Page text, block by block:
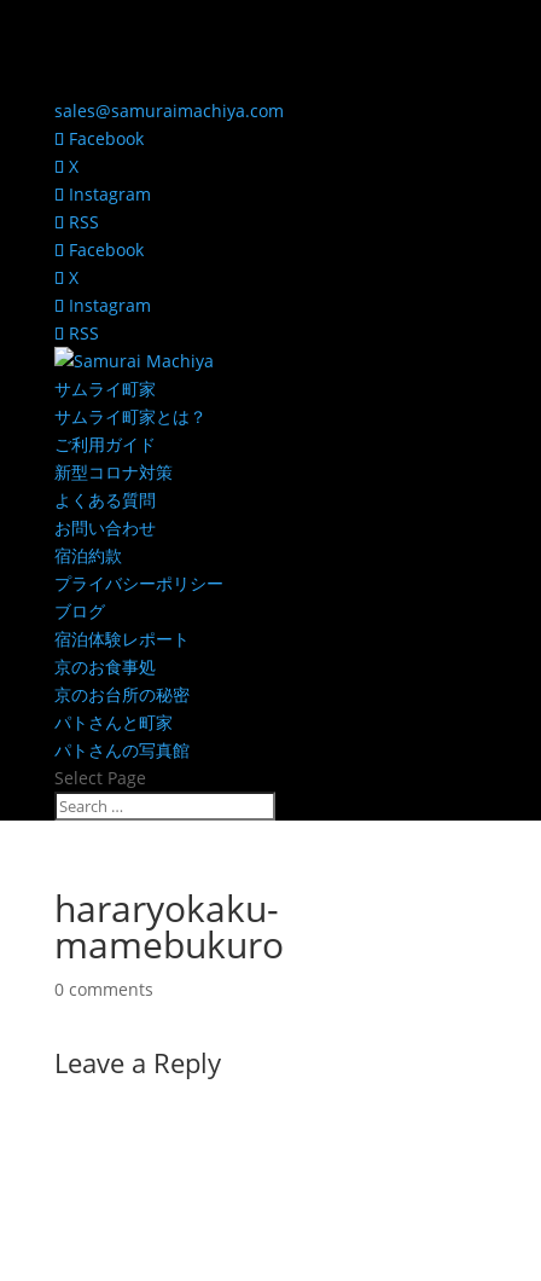
sales@samuraimachiya.com
Facebook
X
Instagram
RSS
Facebook
X
Instagram
RSS
サムライ町家
サムライ町家とは？
ご利用ガイド
新型コロナ対策
よくある質問
お問い合わせ
宿泊約款
プライバシーポリシー
ブログ
宿泊体験レポート
京のお食事処
京のお台所の秘密
パトさんと町家
パトさんの写真館
Select Page
hararyokaku-
mamebukuro
0 comments
Leave a Reply